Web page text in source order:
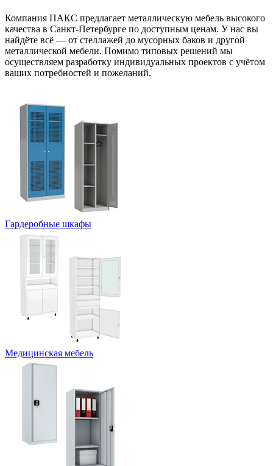
Компания ПАКС предлагает металлическую мебель высокого
качества в Санкт-Петербурге по доступным ценам. У нас вы
найдёте всё — от стеллажей до мусорных баков и другой
металлической мебели. Помимо типовых решений мы
осуществляем разработку индивидуальных проектов с учётом
ваших потребностей и пожеланий.
Гардеробные шкафы
Медицинская мебель